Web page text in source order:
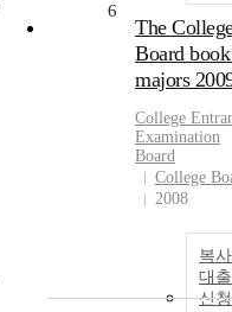
6
The
Board
majors
College
Examination
Board
College
2008
복
대출
신청